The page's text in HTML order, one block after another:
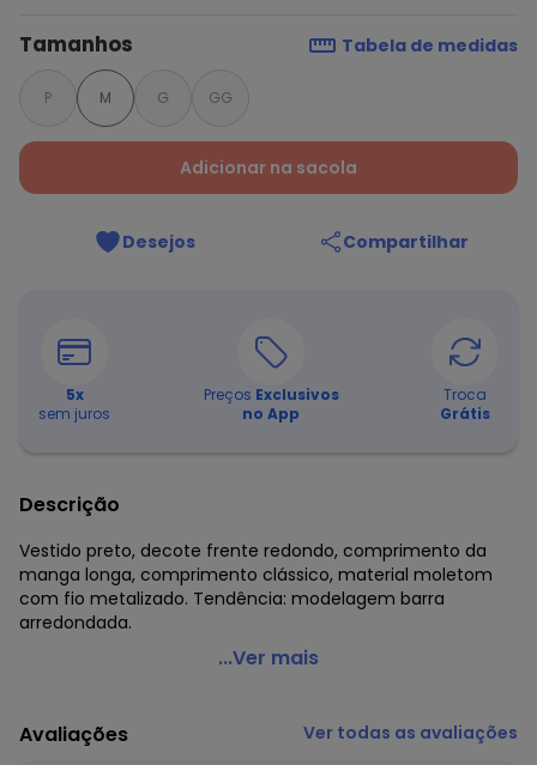
Tamanhos Tabela de medidas
P M G GG
Adicionar na sacola
Desejos Compartilhar
5x
sem juros
Preços Exclusivos
no App
Troca
Grátis
Descrição
Vestido preto, decote frente redondo, comprimento da
manga longa, comprimento clássico, material moletom
com fio metalizado. Tendência: modelagem barra
arredondada.
Moda Pop - Vestido Preto em Moletom com Fio
Código do produto: 3690730
Modelagem: Solta
...Ver mais
Avaliações Ver todas as avaliações